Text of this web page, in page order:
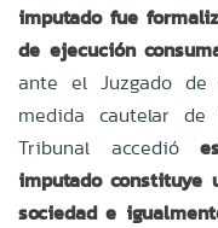
imputado fue
de ejecución
ante el Juzgado de
medida cautelar
Tribunal accedió
imputado constituye
sociedad e